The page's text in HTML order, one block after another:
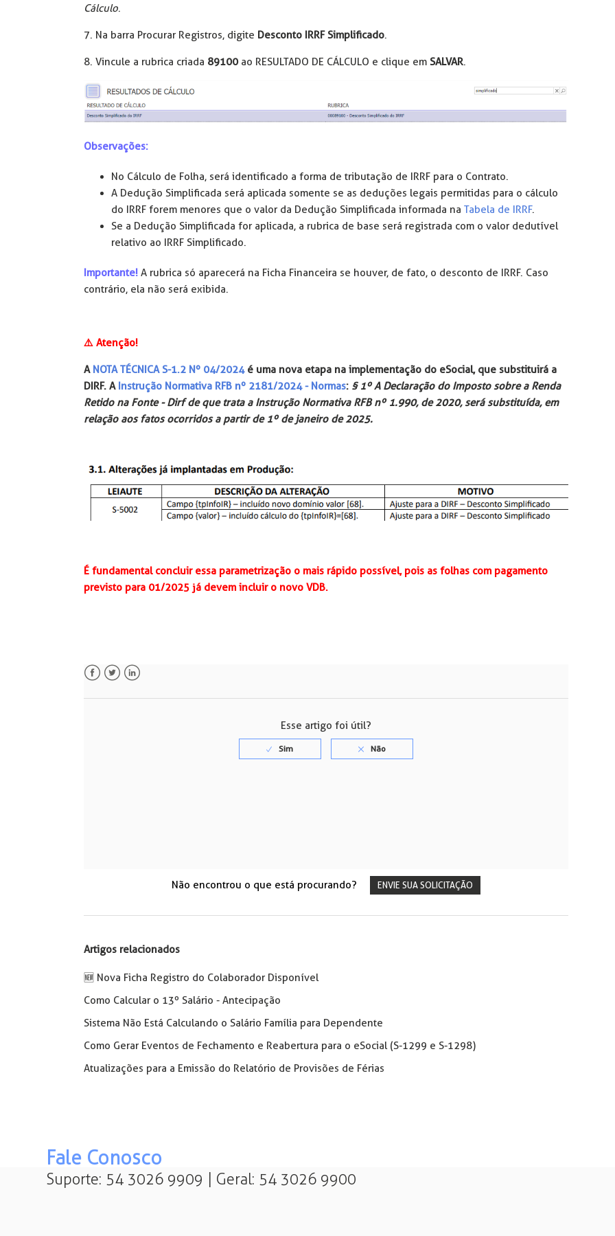
Cálculo.
7. Na barra Procurar Registros, digite Desconto IRRF Simplificado.
8. Vincule a rubrica criada 89100ao RESULTADO DE CÁLCULO e clique em SALVAR.
Observações:
No Cálculo de Folha, será identificado a forma de tributação de IRRF para o Contrato.
A Dedução Simplificada será aplicada somente se as deduções legais permitidas para o cálculo
do IRRF forem menores que o valor da Dedução Simplificada informada na Tabela de IRRF.
Se a Dedução Simplificada for aplicada, a rubrica de base será registrada com o valor dedutível
relativo ao IRRF Simplificado.
Importante! A rubrica só aparecerá na Ficha Financeira se houver, de fato, o desconto de IRRF. Caso
contrário, ela não será exibida.
⚠️ Atenção!
A ⁠ NOTA TÉCNICA S-1.2 Nº 04/2024é uma nova etapa na implementação do eSocial, que substituirá a
DIRF. A Instrução Normativa RFB nº 2181/2024 - Normas: § 1º A Declaração do Imposto sobre a Renda
Retido na Fonte - Dirf de que trata a Instrução Normativa RFB nº 1.990, de 2020, será substituída, em
relação aos fatos ocorridos a partir de 1º de janeiro de 2025.
É fundamental concluir essa parametrização o mais rápido possível, pois as folhas com pagamento
previsto para 01/2025 já devem incluir o novo VDB.
Esse artigo foi útil?
Não encontrou o que está procurando? ENVIE SUA SOLICITAÇÃO
Artigos relacionados
🆕️ Nova Ficha Registro do Colaborador Disponível
Como Calcular o 13º Salário - Antecipação
Sistema Não Está Calculando o Salário Família para Dependente
Como Gerar Eventos de Fechamento e Reabertura para o eSocial (S-1299 e S-1298)
Atualizações para a Emissão do Relatório de Provisões de Férias
Fale Conosco
Suporte: 54 3026 9909 | Geral: 54 3026 9900